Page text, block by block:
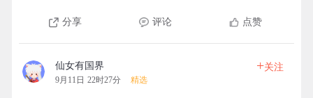
分享 评论 点赞
仙女有国界
9月11日 22时27分 精选
+关注